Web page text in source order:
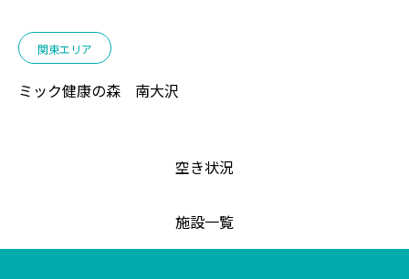
関東エリア
ミック健康の森 南大沢
空き状況
施設一覧